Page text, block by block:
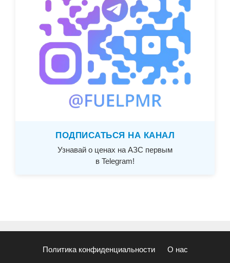
ПОДПИСАТЬСЯ НА КАНАЛ
Узнавай о ценах на АЗС первым
в Telegram!
Политика конфиденциальности О нас